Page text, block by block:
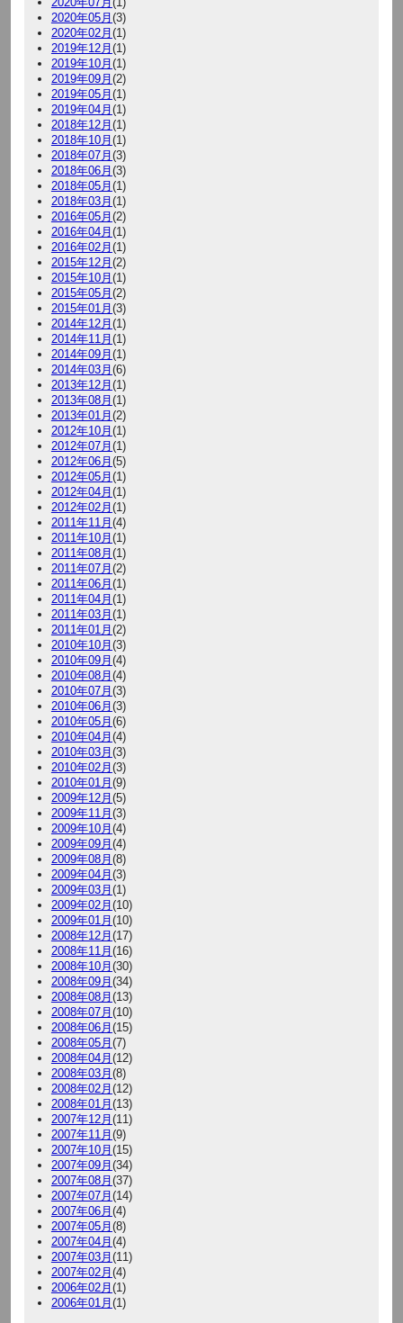
2020年05月(3)
2020年02月(1)
2019年12月(1)
2019年10月(1)
2019年09月(2)
2019年05月(1)
2019年04月(1)
2018年12月(1)
2018年10月(1)
2018年07月(3)
2018年06月(3)
2018年05月(1)
2018年03月(1)
2016年05月(2)
2016年04月(1)
2016年02月(1)
2015年12月(2)
2015年10月(1)
2015年05月(2)
2015年01月(3)
2014年12月(1)
2014年11月(1)
2014年09月(1)
2014年03月(6)
2013年12月(1)
2013年08月(1)
2013年01月(2)
2012年10月(1)
2012年07月(1)
2012年06月(5)
2012年05月(1)
2012年04月(1)
2012年02月(1)
2011年11月(4)
2011年10月(1)
2011年08月(1)
2011年07月(2)
2011年06月(1)
2011年04月(1)
2011年03月(1)
2011年01月(2)
2010年10月(3)
2010年09月(4)
2010年08月(4)
2010年07月(3)
2010年06月(3)
2010年05月(6)
2010年04月(4)
2010年03月(3)
2010年02月(3)
2010年01月(9)
2009年12月(5)
2009年11月(3)
2009年10月(4)
2009年09月(4)
2009年08月(8)
2009年04月(3)
2009年03月(1)
2009年02月(10)
2009年01月(10)
2008年12月(17)
2008年11月(16)
2008年10月(30)
2008年09月(34)
2008年08月(13)
2008年07月(10)
2008年06月(15)
2008年05月(7)
2008年04月(12)
2008年03月(8)
2008年02月(12)
2008年01月(13)
2007年12月(11)
2007年11月(9)
2007年10月(15)
2007年09月(34)
2007年08月(37)
2007年07月(14)
2007年06月(4)
2007年05月(8)
2007年04月(4)
2007年03月(11)
2007年02月(4)
2006年02月(1)
2006年01月(1)